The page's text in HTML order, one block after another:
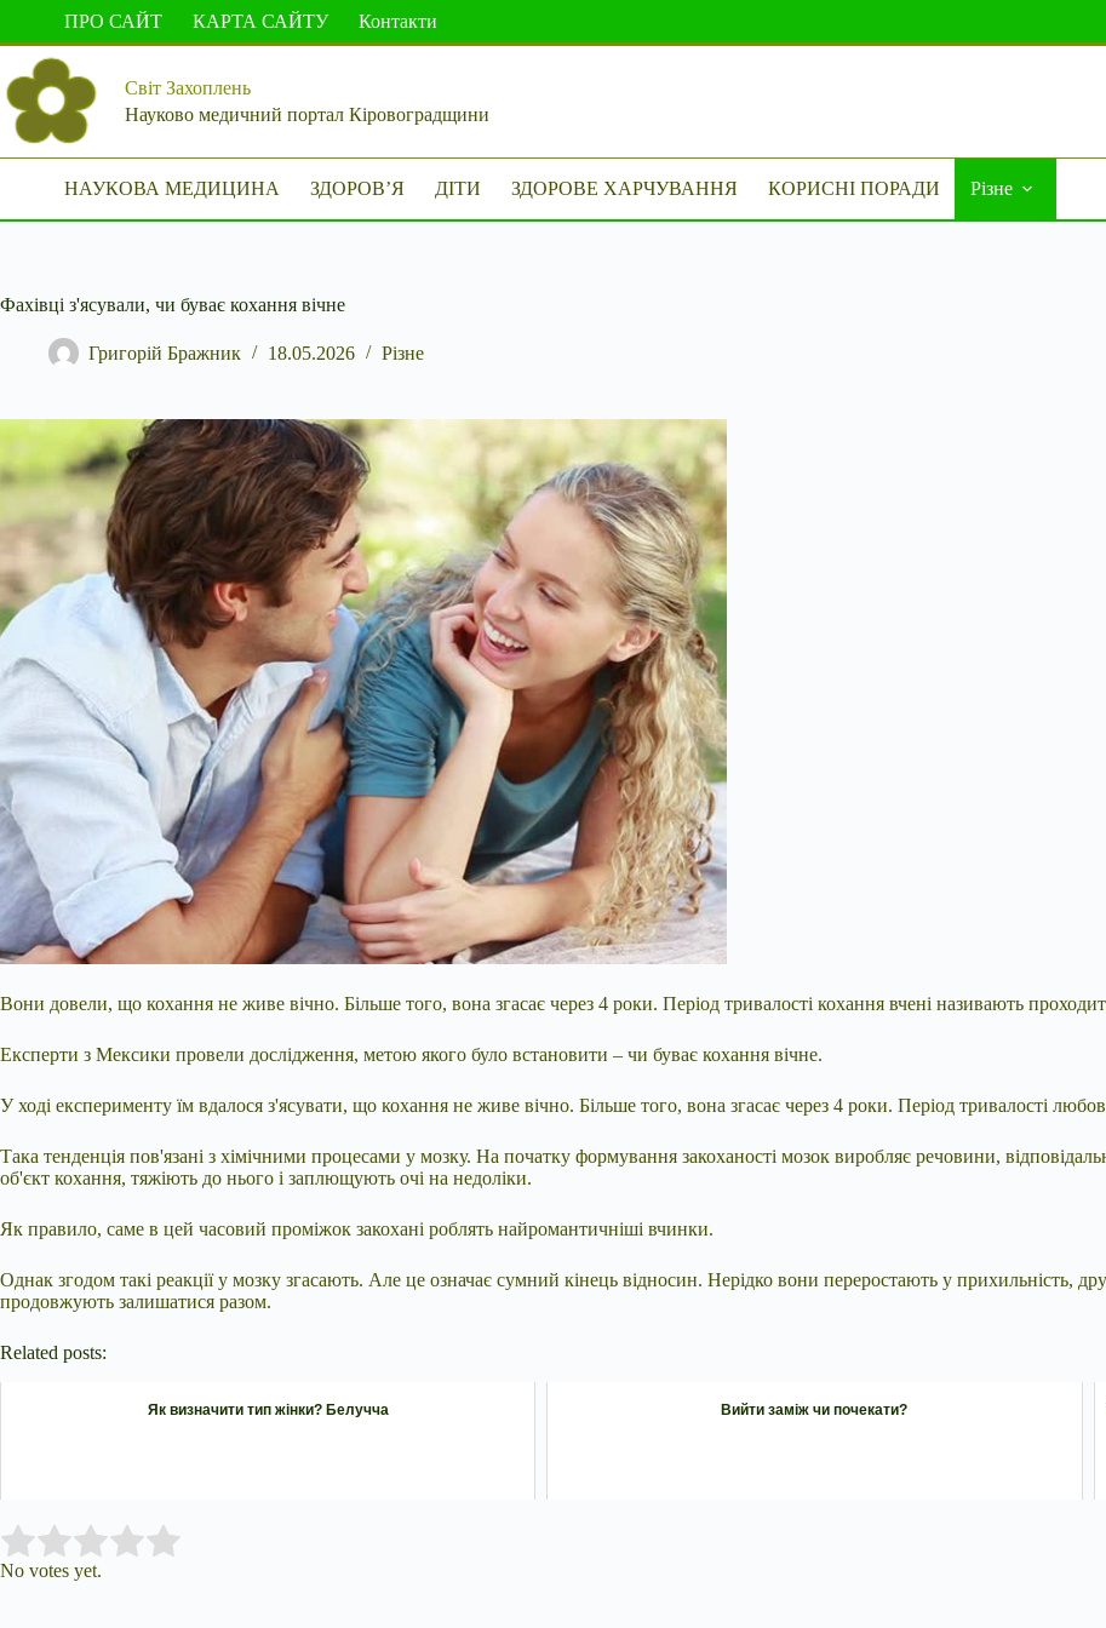
вмісту
ПРО САЙТ КАРТА САЙТУ Контакти
Світ Захоплень
Науково медичний портал Кіровоградщини
НАУКОВА МЕДИЦИНА ЗДОРОВ’Я ДІТИ ЗДОРОВЕ ХАРЧУВАННЯ КОРИСНІ ПОРАДИ Різне
Фахівці з'ясували, чи буває кохання вічне
Григорій Бражник 18.05.2026 Різне
Вони довели, що кохання не живе вічно. Більше того, вона згасає через 4 роки. Період тривалості кохання вчені називають
Експерти з Мексики провели дослідження, метою якого було встановити – чи буває кохання вічне.
У ході експерименту їм вдалося з'ясувати, що кохання не живе вічно. Більше того, вона згасає через 4 роки. Період тривалості
Така тенденція пов'язані з хімічними процесами у мозку. На початку формування закоханості мозок виробляє речовини,
об'єкт кохання, тяжіють до нього і заплющують очі на недоліки.
Як правило, саме в цей часовий проміжок закохані роблять найромантичніші вчинки.
Однак згодом такі реакції у мозку згасають. Але це означає сумний кінець відносин. Нерідко вони переростають у прихильність,
продовжують залишатися разом.
Related posts:
Як визначити тип жінки? Белучча Вийти заміж чи почекати?
Rate this item:
No votes yet.